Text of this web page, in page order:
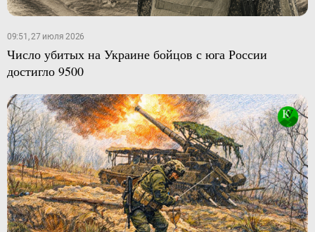
09:51, 27 июля 2026
Число убитых на Украине бойцов с юга России
достигло 9500